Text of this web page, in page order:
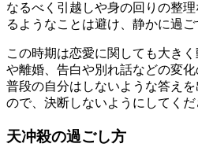
なるべく引越しや身の回りの整
るようなことは避け、静かに過ご
この時期は恋愛に関しても大き
や離婚、告白や別れ話などの変化
普段の自分はしないような答え
ので、決断しないようにしてくだ
天冲殺の過ごし方